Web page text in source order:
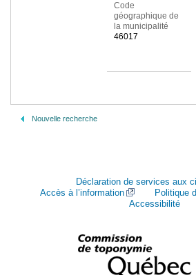
Code
géographique de
la municipalité
46017
Nouvelle recherche
Déclaration de services aux
Accès à l’information
Politique
Accessibilité